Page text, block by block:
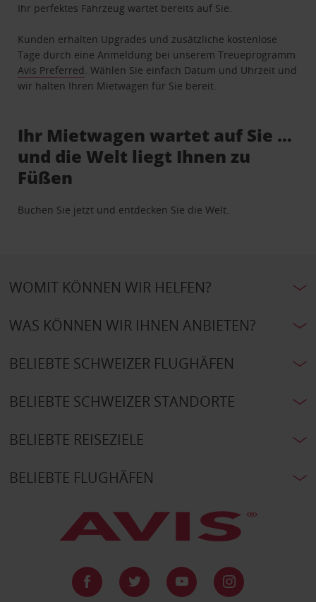
Ihr perfektes Fahrzeug wartet bereits auf Sie.
Kunden erhalten Upgrades und zusätzliche kostenlose
Tage durch eine Anmeldung bei unserem Treueprogramm
Avis Preferred . Wählen Sie einfach Datum und Uhrzeit und
wir halten Ihren Mietwagen für Sie bereit.
Ihr Mietwagen wartet auf Sie …
und die Welt liegt Ihnen zu
Füßen
Buchen Sie jetzt und entdecken Sie die Welt.
WOMIT KÖNNEN WIR HELFEN?
WAS KÖNNEN WIR IHNEN ANBIETEN?
BELIEBTE SCHWEIZER FLUGHÄFEN
BELIEBTE SCHWEIZER STANDORTE
BELIEBTE REISEZIELE
BELIEBTE FLUGHÄFEN